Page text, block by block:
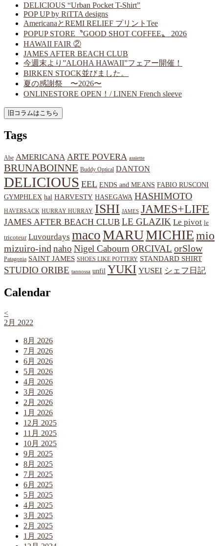
DELICIOUS “Urban Pocket T-Shirt”
POP UP by RiTTA designs
AmericanaとREMI RELIEF プリントTee
POPUP STORE〝GOOD SHOT COFFEE〟 2026
HAWAII FAIR ②
JAMES AFTER BEACH CLUB
今週末より”ALOHA HAWAII”フェアー開催！
BIRKEN STOCK並びました。
夏の感謝祭 〜2026〜
ONLINESTORE OPEN！/ LINEN French sleeve
Tags
Abe AMERICANA ARTE POVERA assiette
BRUNABOINNE Buddy Optical DANTON
DELICIOUS EEL ENDS and MEANS FABIO RUSCONI
GYMPHLEX hal HARVESTY HASEGAWA HASHIMOTO
HAVERSACK HURRAY HURRAY ISHI JAMES JAMES+LIFE
JAMES AFTER BEACH CLUB LE GLAZIK Le pivot le
tricoteur Luvourdays macoMARUMICHIEmio
mizuiro-ind naho Nigel Cabourn ORCIVAL orSlow
Patagonia SAINT JAMES SHOES LIKE POTTERY STANDARD SHIRT
STUDIO ORIBE tannossa unfil YUKI YUSEI シェフ日記
Calendar
<
2月 2022
8月 2026
7月 2026
6月 2026
5月 2026
4月 2026
3月 2026
2月 2026
1月 2026
12月 2025
11月 2025
10月 2025
9月 2025
8月 2025
7月 2025
6月 2025
5月 2025
4月 2025
3月 2025
2月 2025
1月 2025